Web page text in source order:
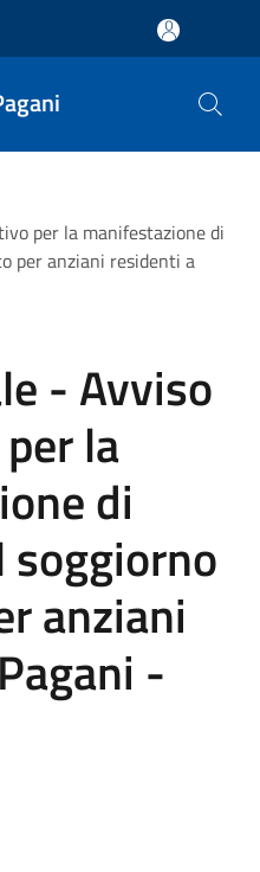
per la manifestazione di
per anziani residenti a
- Avviso
la
di
soggiorno
anziani
-